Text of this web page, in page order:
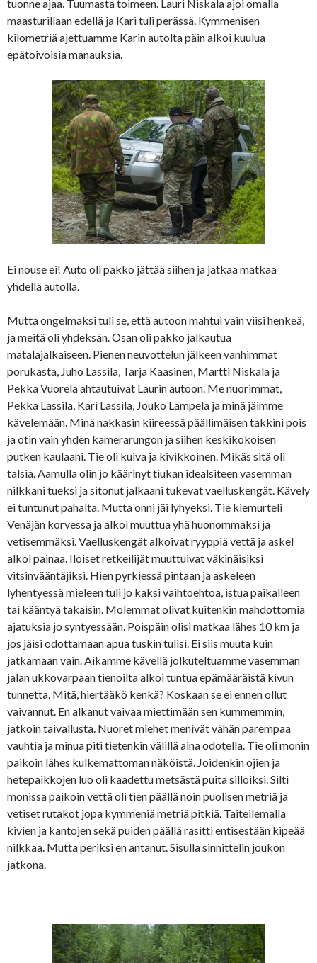
tuonne ajaa. Tuumasta toimeen. Lauri Niskala ajoi omalla
maasturillaan edellä ja Kari tuli perässä. Kymmenisen
kilometriä ajettuamme Karin autolta päin alkoi kuulua
epätoivoisia manauksia.
Ei nouse ei! Auto oli pakko jättää siihen ja jatkaa matkaa
yhdellä autolla.
Mutta ongelmaksi tuli se, että autoon mahtui vain viisi henkeä,
ja meitä oli yhdeksän. Osan oli pakko jalkautua
matalajalkaiseen. Pienen neuvottelun jälkeen vanhimmat
porukasta, Juho Lassila, Tarja Kaasinen, Martti Niskala ja
Pekka Vuorela ahtautuivat Laurin autoon. Me nuorimmat,
Pekka Lassila, Kari Lassila, Jouko Lampela ja minä jäimme
kävelemään. Minä nakkasin kiireessä päällimäisen takkini pois
ja otin vain yhden kamerarungon ja siihen keskikokoisen
putken kaulaani. Tie oli kuiva ja kivikkoinen. Mikäs sitä oli
talsia. Aamulla olin jo käärinyt tiukan idealsiteen vasemman
nilkkani tueksi ja sitonut jalkaani tukevat vaelluskengät. Kävely
ei tuntunut pahalta. Mutta onni jäi lyhyeksi. Tie kiemurteli
Venäjän korvessa ja alkoi muuttua yhä huonommaksi ja
vetisemmäksi. Vaelluskengät alkoivat ryyppiä vettä ja askel
alkoi painaa. Iloiset retkeilijät muuttuivat väkinäisiksi
vitsinvääntäjiksi. Hien pyrkiessä pintaan ja askeleen
lyhentyessä mieleen tuli jo kaksi vaihtoehtoa, istua paikalleen
tai kääntyä takaisin. Molemmat olivat kuitenkin mahdottomia
ajatuksia jo syntyessään. Poispäin olisi matkaa lähes 10 km ja
jos jäisi odottamaan apua tuskin tulisi. Ei siis muuta kuin
jatkamaan vain. Aikamme kävellä jolkuteltuamme vasemman
jalan ukkovarpaan tienoilta alkoi tuntua epämääräistä kivun
tunnetta. Mitä, hiertääkö kenkä? Koskaan se ei ennen ollut
vaivannut. En alkanut vaivaa miettimään sen kummemmin,
jatkoin taivallusta. Nuoret miehet menivät vähän parempaa
vauhtia ja minua piti tietenkin välillä aina odotella. Tie oli monin
paikoin lähes kulkemattoman näköistä. Joidenkin ojien ja
hetepaikkojen luo oli kaadettu metsästä puita silloiksi. Silti
monissa paikoin vettä oli tien päällä noin puolisen metriä ja
vetiset rutakot jopa kymmeniä metriä pitkiä. Taiteilemalla
kivien ja kantojen sekä puiden päällä rasitti entisestään kipeää
nilkkaa. Mutta periksi en antanut. Sisulla sinnittelin joukon
jatkona.